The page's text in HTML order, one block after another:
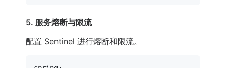
5. 服务熔断与限流
配置 Sentinel 进行熔断和限流。